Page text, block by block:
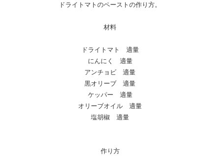
ドライトマトのペーストの作り方。
材料
ドライトマト 適量
にんにく 適量
アンチョビ 適量
黒オリーブ 適量
ケッパー 適量
オリーブオイル 適量
塩胡椒 適量
作り方